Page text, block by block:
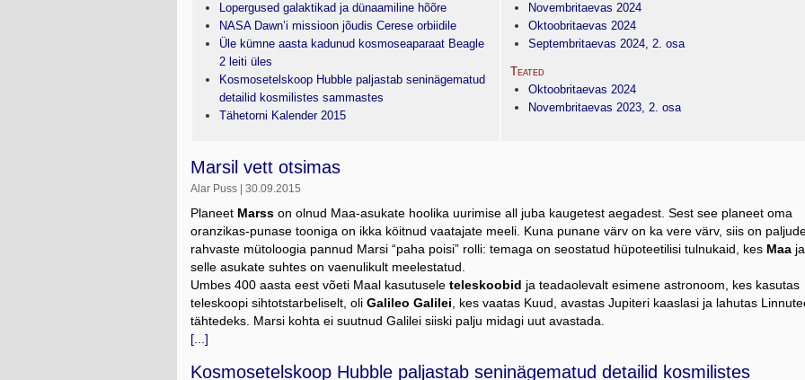
Lopergused galaktikad ja dünaamiline hõõre
NASA Dawn’i missioon jõudis Cerese orbiidile
Üle kümne aasta kadunud kosmoseaparaat Beagle
2 leiti üles
Kosmosetelskoop Hubble paljastab seninägematud
detailid kosmilistes sammastes
Tähetorni Kalender 2015
Novembritaevas 2024
Oktoobritaevas 2024
Septembritaevas 2024, 2. osa
Teated
Oktoobritaevas 2024
Novembritaevas 2023, 2. osa
Marsil vett otsimas
Alar Puss | 30.09.2015
Planeet Marss on olnud Maa-asukate hoolika uurimise all juba kaugetest aegadest. Sest see planeet oma
oranzikas-punase tooniga on ikka köitnud vaatajate meeli. Kuna punane värv on ka vere värv, siis on
rahvaste mütoloogia pannud Marsi “paha poisi” rolli: temaga on seostatud hüpoteetilisi tulnukaid, kes Maa ja
selle asukate suhtes on vaenulikult meelestatud.
Umbes 400 aasta eest võeti Maal kasutusele teleskoobid ja teadaolevalt esimene astronoom, kes kasutas
teleskoopi sihtotstarbeliselt, oli Galileo Galilei , kes vaatas Kuud, avastas Jupiteri kaaslasi ja lahutas
tähtedeks. Marsi kohta ei suutnud Galilei siiski palju midagi uut avastada.
[...]
Kosmosetelskoop Hubble paljastab seninägematud detailid kosmilistes